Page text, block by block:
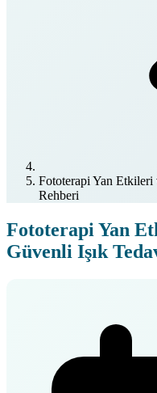
Fototerapi Yan
Rehberi
Fototerapi Yan
Güvenli Işık